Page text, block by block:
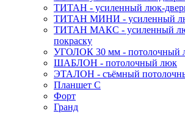
ТИТАН - усиленный люк-
ТИТАН МИНИ - усиленный
ТИТАН МАКС - усиленный
покраску
УГОЛОК 30 мм - потолочный
ШАБЛОН - потолочный люк
ЭТАЛОН - съёмный
Планшет С
Форт
Гранд